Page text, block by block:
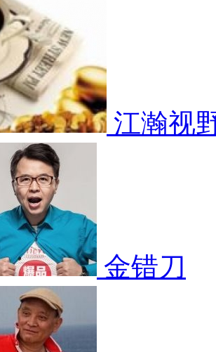
江瀚视
金错刀